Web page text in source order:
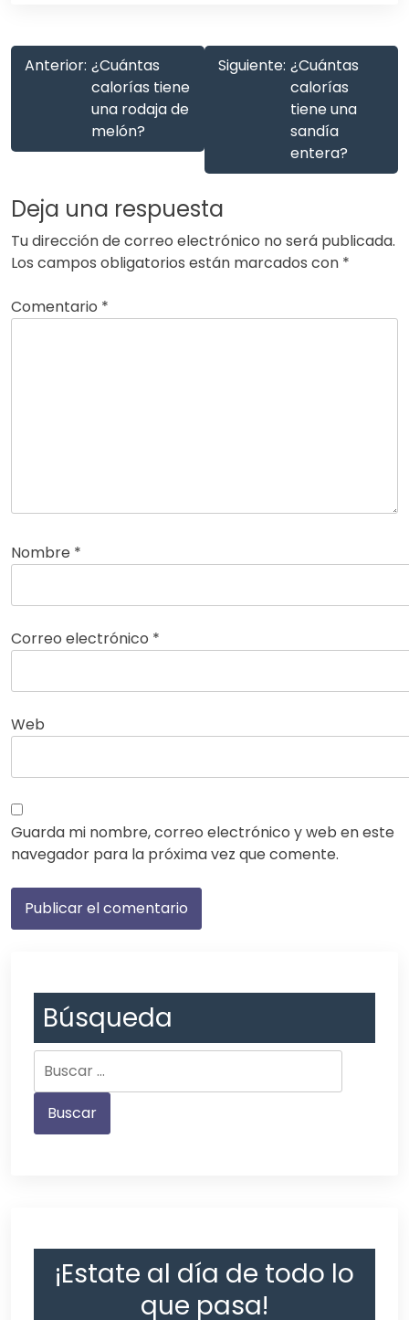
Anterior: ¿Cuántas
calorías tiene
una rodaja de
melón?
Siguiente: ¿Cuántas
calorías
tiene una
sandía
entera?
Deja una respuesta
Tu dirección de correo electrónico no será publicada.
Los campos obligatorios están marcados con *
Comentario *
Nombre *
Correo electrónico *
Web
Guarda mi nombre, correo electrónico y web en este
navegador para la próxima vez que comente.
Búsqueda
¡Estate al día de todo lo
que pasa!